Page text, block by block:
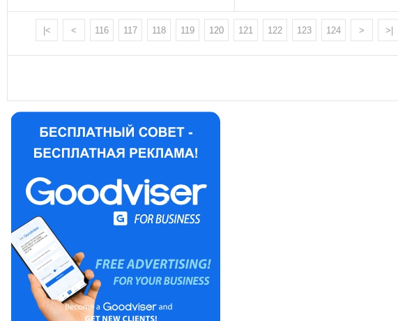
|< < 116 117 118 119 120 121 122 123 124 > >|